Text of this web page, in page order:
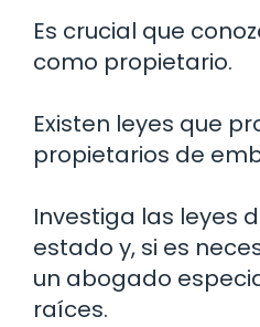
Es crucial que
como propietario.
Existen leyes que
propietarios de
Investiga las leyes
estado y, si es
un abogado
raíces.